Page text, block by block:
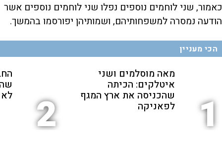
כאמור, שני לוחמים נוספים נפלו שני לוחמים נוספים אשר
הודעה נמסרה למשפחותיהם, ושמותיהן יפורסמו בהמשך.
הכי מעניין
1
מאה מוסלמים ושני
איטלקים: הכיתה
שהכניסה את ארץ המגף
לפאניקה 2